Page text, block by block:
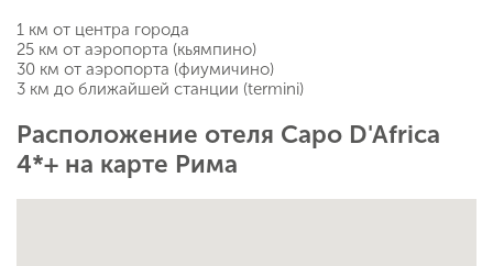
1 км от центра города
25 км от аэропорта (кьямпино)
30 км от аэропорта (фиумичино)
3 км до ближайшей станции (termini)
Расположение отеля Capo D'Africa
4*+ на карте Рима